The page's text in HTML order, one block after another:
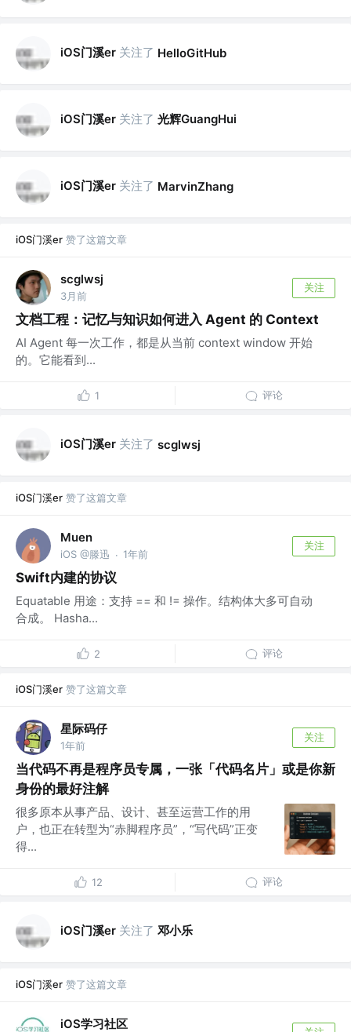
iOS门溪er 关注了 HelloGitHub
iOS门溪er 关注了 光辉GuangHui
iOS门溪er 关注了 MarvinZhang
iOS门溪er 赞了这篇文章
scglwsj
3月前
关注
文档工程：记忆与知识如何进入 Agent 的 Context
AI Agent 每一次工作，都是从当前 context window 开始
的。它能看到...
1 评论
iOS门溪er 关注了 scglwsj
iOS门溪er 赞了这篇文章
Muen
iOS @滕迅 · 1年前
关注
Swift内建的协议
Equatable 用途：支持 == 和 != 操作。结构体大多可自动
合成。 Hasha...
2 评论
iOS门溪er 赞了这篇文章
星际码仔
1年前
关注
当代码不再是程序员专属，一张「代码名片」或是你新
身份的最好注解
很多原本从事产品、设计、甚至运营工作的用
户，也正在转型为“赤脚程序员”，“写代码”正变
得...
12 评论
iOS门溪er 关注了 邓小乐
iOS门溪er 赞了这篇文章
iOS学习社区